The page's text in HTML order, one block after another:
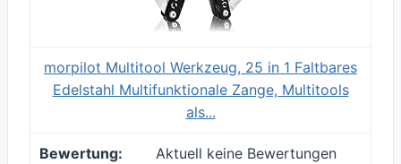
morpilot Multitool Werkzeug, 25 in 1 Faltbares
Edelstahl Multifunktionale Zange, Multitools
als...
Aktuell keine Bewertungen